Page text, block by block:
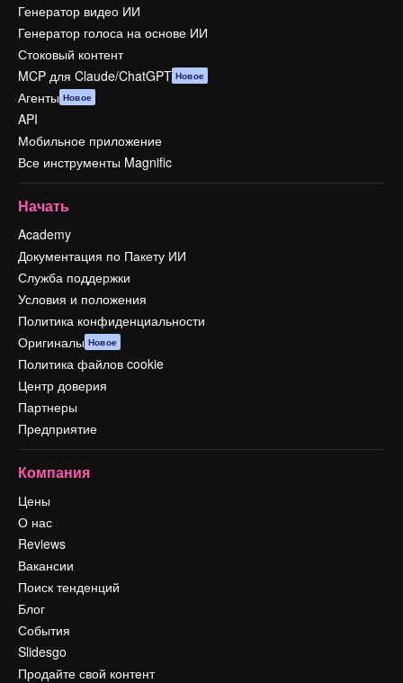
Генератор видео ИИ
Генератор голоса на основе ИИ
Стоковый контент
MCP для Claude/ChatGPT Новое
Агенты Новое
API
Мобильное приложение
Все инструменты Magnific
Начать
Academy
Документация по Пакету ИИ
Служба поддержки
Условия и положения
Политика конфиденциальности
Оригиналы Новое
Политика файлов cookie
Центр доверия
Партнеры
Предприятие
Компания
Цены
О нас
Reviews
Вакансии
Поиск тенденций
Блог
События
Slidesgo
Продайте свой контент